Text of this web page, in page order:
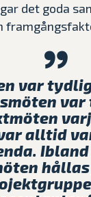
det goda
var
var
var alltid